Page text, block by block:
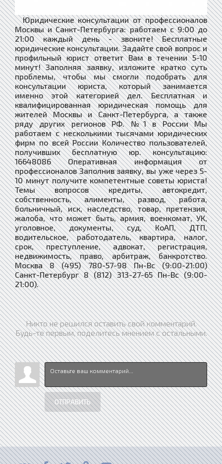
Юридические консультации от профессионалов
Москвы и Санкт-Петербурга: работаем с 9:00 до
21:00 каждый день - звоните! ​Бесплатные
юридические консультации. Задайте свой вопрос и
профильный юрист ответит Вам в течении 5-10
минут! Заполняя заявку, изложите кратко суть
проблемы, чтобы мы смогли подобрать для
консультации юриста, который занимается
именно этой категорией дел. Бесплатная и
квалифицированная юридическая помощь для
жителей Москвы и Санкт-Петербурга, а также
ряду других регионов РФ. №1 в России Мы
работаем с несколькими тысячами юридических
фирм по всей России Количество пользователей,
получивших бесплатную юр. консультацию:
16648086 Оперативная информация от
профессионалов Заполнив заявку, вы уже через 5-
10 минут получите компетентные советы юриста!
Темы вопросов кредиты, автокредит,
собственность, алименты, развод, работа,
больничный, иск, наследство, товар, претензия,
жалоба, что может быть, армия, военкомат, УК,
уголовное, документы, суд, КоАП, ДТП,
водительское, работодатель, квартира, налог,
срок, преступление, адвокат, регистрация,
недвижимость, право, арбитраж, банкротство.
Москва 8 (495) 780-57-98 Пн-Вс (9:00-21:00)
Санкт-Петербург 8 (812) 313-27-65 Пн-Вс (9:00-
21:00).
Никто не решился оставить свой комментарий.
Будь-те первым, поделитесь мнением с остальными.
ОТПРАВИТЬ